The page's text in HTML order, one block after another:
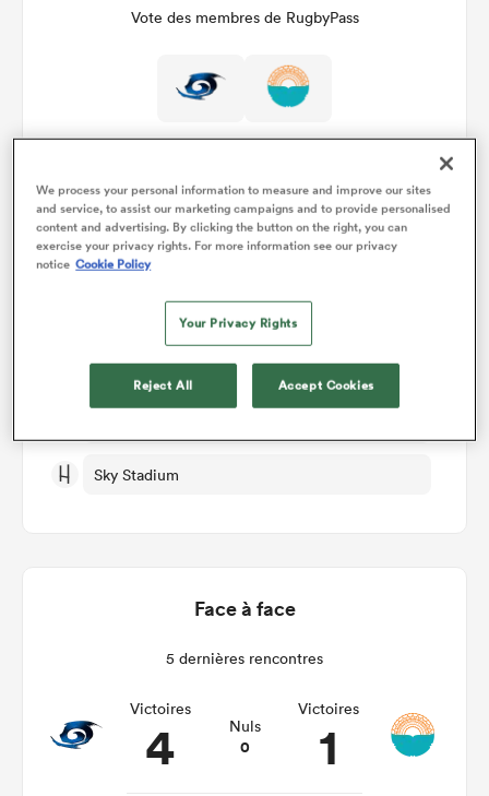
Vote des membres de RugbyPass
Détails du match
Hurricanes v Moana Pasifika
Manche 13
Sky Stadium
Face à face
5 dernières rencontres
Victoires
4 Nuls
0
Victoires
1
We process your personal information to measure and improve our sites
and service, to assist our marketing campaigns and to provide personalised
content and advertising. By clicking the button on the right, you can
exercise your privacy rights. For more information see our privacy
notice Cookie Policy
Your Privacy Rights
Reject All Accept Cookies